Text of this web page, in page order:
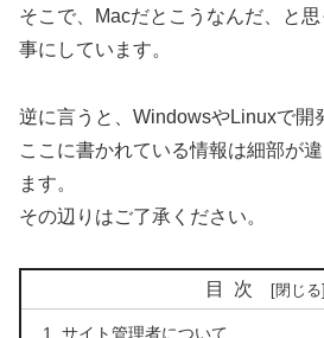
そこで、Macだとこうなんだ、と
事にしています。
逆に言うと、WindowsやLinuxで開
ここに書かれている情報は細部が
ます。
その辺りはご了承ください。
目次
サイト管理者について